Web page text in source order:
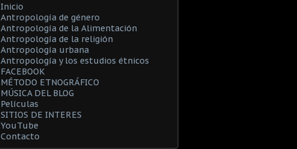
Inicio
Antropología de género
Antropología de la Alimentación
Antropología de la religión
Antropología urbana
Antropología y los estudios étnicos
FACEBOOK
MÉTODO ETNOGRÁFICO
MÚSICA DEL BLOG
Películas
SITIOS DE INTERES
YouTube
Contacto